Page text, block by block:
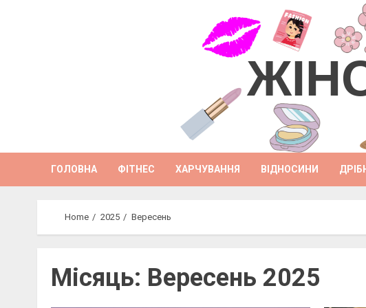
ГОЛОВНА ФІТНЕС ХАРЧУВАННЯ ВІДНОСИНИ
Home 2025 Вересень
Місяць: Вересень 2025